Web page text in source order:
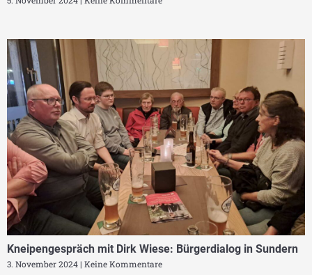
Kneipengespräch mit Dirk Wiese: Bürgerdialog in Sundern
3. November 2024 Keine Kommentare